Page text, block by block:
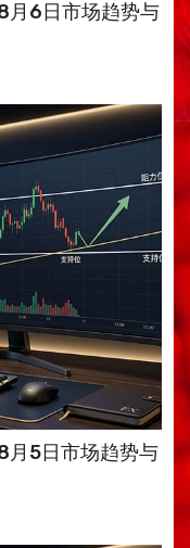
月6日市场趋势与
5日市场趋势与